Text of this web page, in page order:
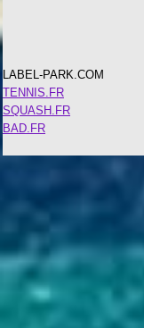
LABEL-PARK.COM
TENNIS.FR
SQUASH.FR
BAD.FR